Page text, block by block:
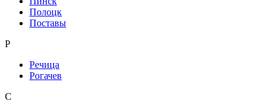
Полоцк
Поставы
Р
Речица
Рогачев
С